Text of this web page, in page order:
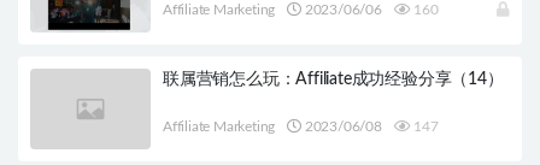
Affiliate Marketing 2023/06/06 160
联属营销怎么玩：Affiliate成功经验分享（14）
Affiliate Marketing 2023/06/08 147